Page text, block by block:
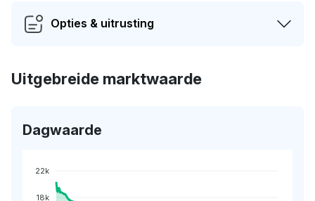
Opties & uitrusting
Uitgebreide marktwaarde
Dagwaarde
22k
18k